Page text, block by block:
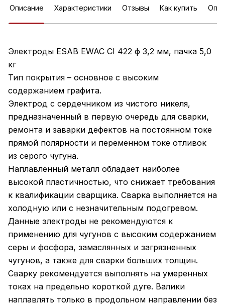
Описание Характеристики Отзывы Как купить
Электроды ESAB EWAC CI 422 ф 3,2 мм, пачка 5,0
кг
Тип покрытия – основное с высоким
содержанием графита.
Электрод с сердечником из чистого никеля,
предназначенный в первую очередь для сварки,
ремонта и заварки дефектов на постоянном токе
прямой полярности и переменном токе отливок
из серого чугуна.
Наплавленный металл обладает наиболее
высокой пластичностью, что снижает требования
к квалификации сварщика. Сварка выполняется на
холодную или с незначительным подогревом.
Данные электроды не рекомендуются к
применению для чугунов с высоким содержанием
серы и фосфора, замаслянных и загрязненных
чугунов, а также для сварки больших толщин.
Сварку рекомендуется выполнять на умеренных
токах на предельно короткой дуге. Валики
наплавлять только в продольном направлении без